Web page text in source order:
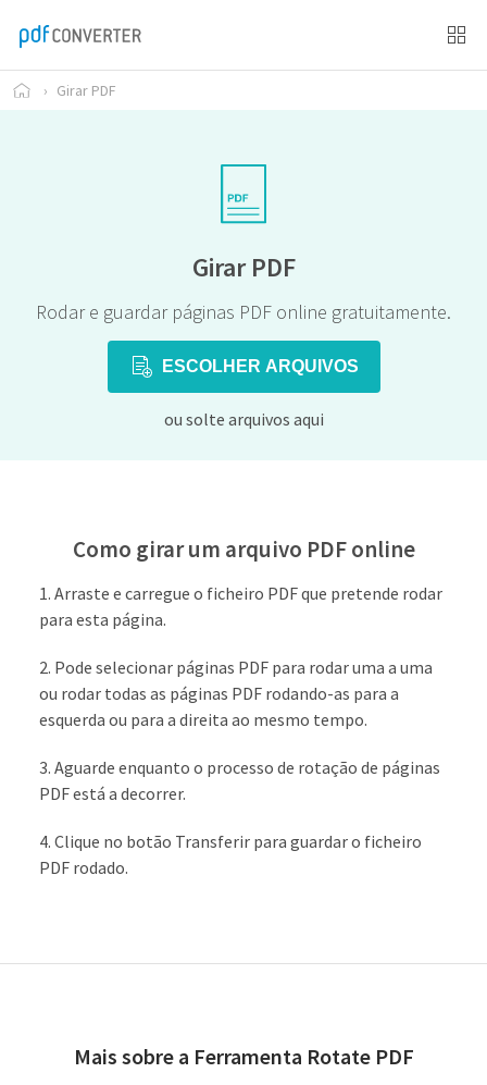
› Girar PDF
Girar PDF
Rodar e guardar páginas PDF online gratuitamente.
ESCOLHER ARQUIVOS
ou solte arquivos aqui
Como girar um arquivo PDF online
Arraste e carregue o ficheiro PDF que pretende rodar
para esta página.
Pode selecionar páginas PDF para rodar uma a uma
ou rodar todas as páginas PDF rodando-as para a
esquerda ou para a direita ao mesmo tempo.
Aguarde enquanto o processo de rotação de páginas
PDF está a decorrer.
Clique no botão Transferir para guardar o ficheiro
PDF rodado.
Mais sobre a Ferramenta Rotate PDF